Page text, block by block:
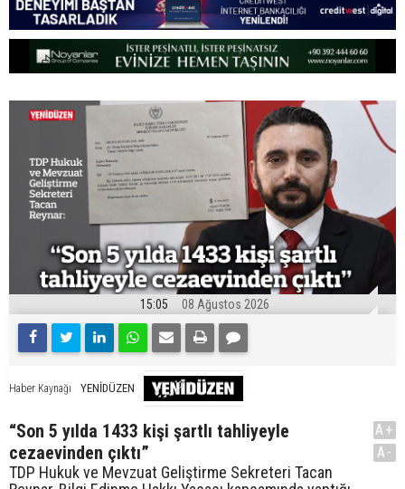
15:05 08 Ağustos 2026
Haber Kaynağı YENİDÜZEN
“Son 5 yılda 1433 kişi şartlı tahliyeyle
cezaevinden çıktı”
TDP Hukuk ve Mevzuat Geliştirme Sekreteri Tacan
A+
A-